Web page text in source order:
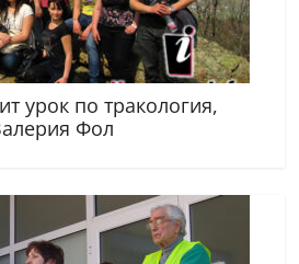
урок по тракология,
Фол